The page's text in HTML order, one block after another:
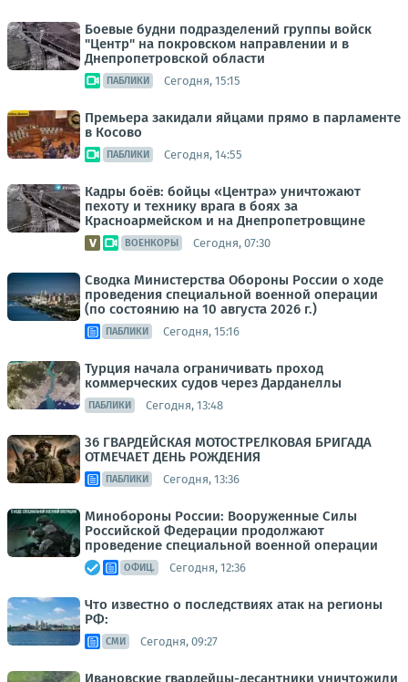
Боевые будни подразделений группы войск
"Центр" на покровском направлении и в
Днепропетровской области
ПАБЛИКИ Сегодня, 15:15
Премьера закидали яйцами прямо в парламенте
в Косово
ПАБЛИКИ Сегодня, 14:55
Кадры боёв: бойцы «Центра» уничтожают
пехоту и технику врага в боях за
Красноармейском и на Днепропетровщине
ВОЕНКОРЫ Сегодня, 07:30
Сводка Министерства Обороны России о ходе
проведения специальной военной операции
(по состоянию на 10 августа 2026 г.)
ПАБЛИКИ Сегодня, 15:16
Турция начала ограничивать проход
коммерческих судов через Дарданеллы
ПАБЛИКИ Сегодня, 13:48
36 ГВАРДЕЙСКАЯ МОТОСТРЕЛКОВАЯ БРИГАДА
ОТМЕЧАЕТ ДЕНЬ РОЖДЕНИЯ
ПАБЛИКИ Сегодня, 13:36
Минобороны России: Вооруженные Силы
Российской Федерации продолжают
проведение специальной военной операции
ОФИЦ. Сегодня, 12:36
Что известно о последствиях атак на регионы
РФ:
СМИ Сегодня, 09:27
Ивановские гвардейцы-десантники уничтожили